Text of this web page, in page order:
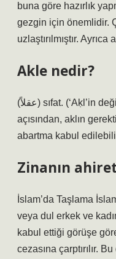
buna göre hazırlık
gezgin için önemlidir.
uzlaştırılmıştır.
Akle nedir?
(ﻋﻘﻼً) sıfat. (‘Aḳl’in değiştirilmiş şekli ‘aḳlen’dir.) Akıl
açısından, aklın
abartma kabul
Zinanın
İslam’da Taşlama
veya dul erkek ve
kabul ettiği görüşe
cezasına çarptırılır.